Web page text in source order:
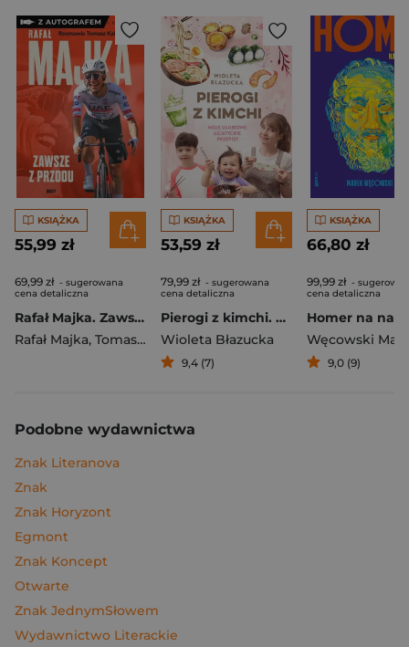
KSIĄŻKA
55,99 zł
69,99 zł - sugerowana
cena detaliczna
Rafał Majka. Zawsze z przodu. Rozmawia Tomasz Kalemba - książka z autografem
Rafał Majka, Tomasz Kalemba
KSIĄŻKA
53,59 zł
79,99 zł - sugerowana
cena detaliczna
Pierogi z kimchi. Moje ulubione azjatyckie przepisy
Wioleta Błazucka
9,4 (7)
KSIĄŻKA
66,80 zł
99,99 zł -
cena detaliczna
Węcowski
9,0 (9)
Podobne wydawnictwa
Znak Literanova
Znak
Znak Horyzont
Egmont
Znak Koncept
Otwarte
Znak JednymSłowem
Wydawnictwo Literackie